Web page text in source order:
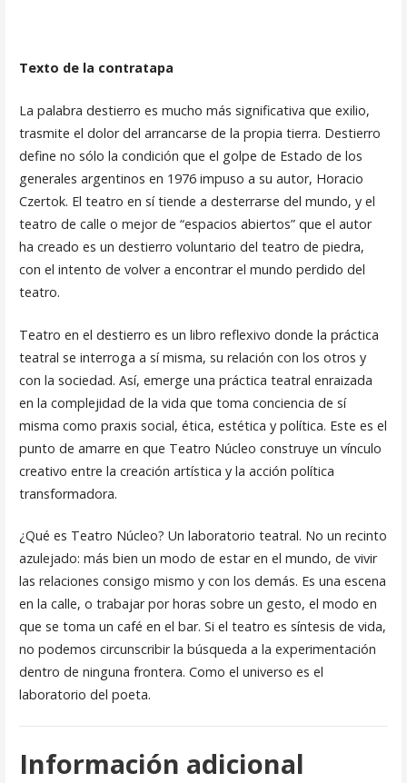
Texto de la contratapa
La palabra destierro es mucho más significativa que exilio,
trasmite el dolor del arrancarse de la propia tierra. Destierro
define no sólo la condición que el golpe de Estado de los
generales argentinos en 1976 impuso a su autor, Horacio
Czertok. El teatro en sí tiende a desterrarse del mundo, y el
teatro de calle o mejor de “espacios abiertos” que el autor
ha creado es un destierro voluntario del teatro de piedra,
con el intento de volver a encontrar el mundo perdido del
teatro.
Teatro en el destierro es un libro reflexivo donde la práctica
teatral se interroga a sí misma, su relación con los otros y
con la sociedad. Así, emerge una práctica teatral enraizada
en la complejidad de la vida que toma conciencia de sí
misma como praxis social, ética, estética y política. Este es el
punto de amarre en que Teatro Núcleo construye un vínculo
creativo entre la creación artística y la acción política
transformadora.
¿Qué es Teatro Núcleo? Un laboratorio teatral. No un recinto
azulejado: más bien un modo de estar en el mundo, de vivir
las relaciones consigo mismo y con los demás. Es una escena
en la calle, o trabajar por horas sobre un gesto, el modo en
que se toma un café en el bar. Si el teatro es síntesis de vida,
no podemos circunscribir la búsqueda a la experimentación
dentro de ninguna frontera. Como el universo es el
laboratorio del poeta.
Información adicional